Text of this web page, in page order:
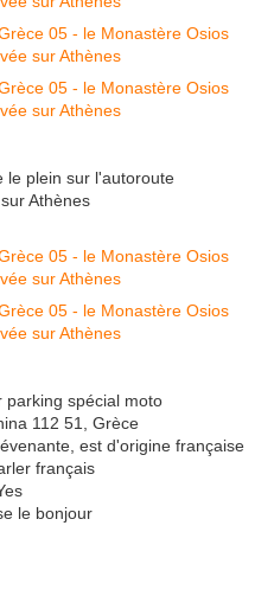
le plein sur l'autoroute
Athènes
parking spécial moto
112 51, Grèce
est d'origine française
français
le bonjour